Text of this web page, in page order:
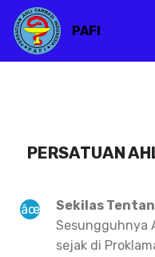
PAFI
PERSATUAN
Sekilas
Sesungguhnya
sejak di